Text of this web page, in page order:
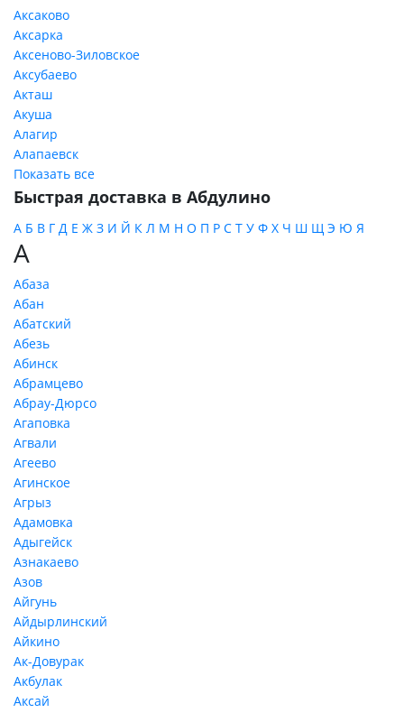
Аксаково
Аксарка
Аксеново-Зиловское
Аксубаево
Акташ
Акуша
Алагир
Алапаевск
Показать все
Быстрая доставка в Абдулино
А Б В Г Д Е Ж З И Й К Л М Н О П Р С Т У Ф Х Ч Ш Щ Э Ю Я
А
Абаза
Абан
Абатский
Абезь
Абинск
Абрамцево
Абрау-Дюрсо
Агаповка
Агвали
Агеево
Агинское
Агрыз
Адамовка
Адыгейск
Азнакаево
Азов
Айгунь
Айдырлинский
Айкино
Ак-Довурак
Акбулак
Аксай